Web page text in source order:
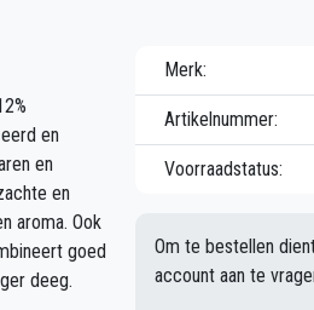
en
en
en
aroma. Ook
goed
deeg.
Merk:
Artikelnummer:
Voorraadstatus:
Om te bestellen
account aan te